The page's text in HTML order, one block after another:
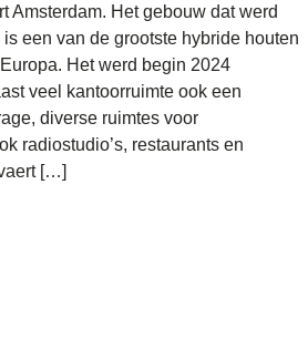
Amsterdam. Het gebouw dat werd
een van de grootste hybride houten
Het werd begin 2024
veel kantoorruimte ook een
diverse ruimtes voor
radiostudio’s, restaurants en
[…]